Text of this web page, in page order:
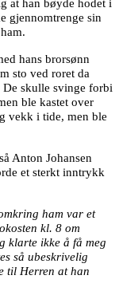
at han bøyde hodet i
gjennomtrenge sin
hans brorsønn
sto ved roret da
De skulle svinge forbi
ble kastet over
vekk i tide, men ble
Anton Johansen
et sterkt inntrykk
ham var et
kl. 8 om
klarte ikke å få meg
så ubeskrivelig
til Herren at han